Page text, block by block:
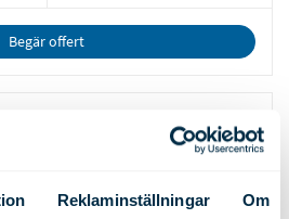
Reklaminställningar Om
Begär offert